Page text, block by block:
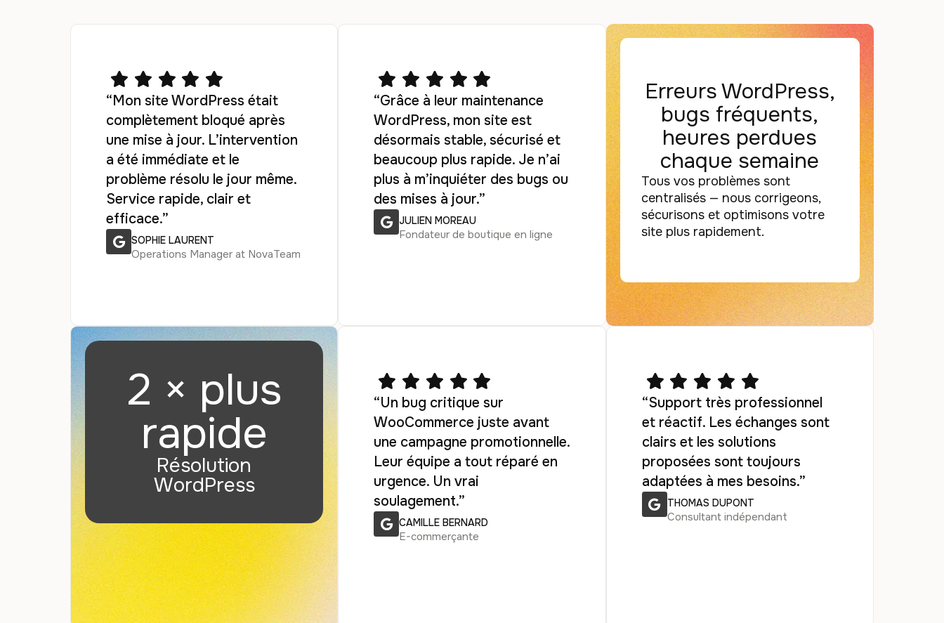
“Mon site WordPress était
complètement bloqué après
une mise à jour. L’intervention
a été immédiate et le
problème résolu le jour même.
Service rapide, clair et
efficace.”
SOPHIE LAURENT
Operations Manager at NovaTeam
“Grâce à leur maintenance
WordPress, mon site est
désormais stable, sécurisé et
beaucoup plus rapide. Je n’ai
plus à m’inquiéter des bugs ou
des mises à jour.”
JULIEN MOREAU
Fondateur de boutique en ligne
Erreurs WordPress,
bugs fréquents,
heures perdues
chaque semaine
Tous vos problèmes sont
centralisés — nous corrigeons,
sécurisons et optimisons votre
site plus rapidement.
2 × plus
rapide
Résolution
WordPress
“Un bug critique sur
WooCommerce juste avant
une campagne promotionnelle.
Leur équipe a tout réparé en
urgence. Un vrai
soulagement.”
CAMILLE BERNARD
E-commerçante
“Support très professionnel
et réactif. Les échanges sont
clairs et les solutions
proposées sont toujours
adaptées à mes besoins.”
THOMAS DUPONT
Consultant indépendant